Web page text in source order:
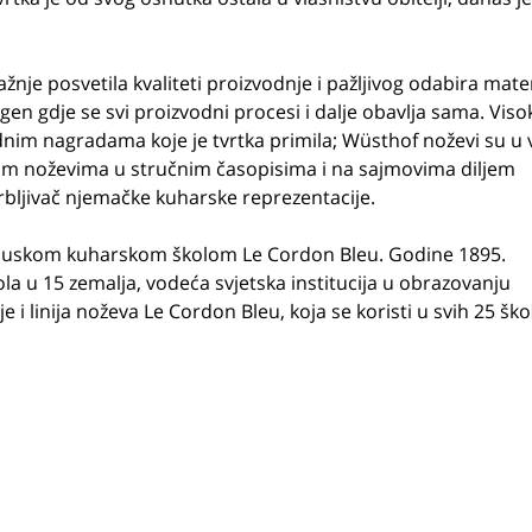
posvetila kvaliteti proizvodnje i pažljivog odabira
gdje se svi proizvodni procesi i dalje obavlja sama.
nagradama koje je tvrtka primila; Wüsthof noževi su u
noževima u stručnim časopisima i na sajmovima diljem
njemačke kuharske reprezentacije.
kuharskom školom Le Cordon Bleu. Godine 1895.
u 15 zemalja, vodeća svjetska institucija u obrazovanju
linija noževa Le Cordon Bleu, koja se koristi u svih 25